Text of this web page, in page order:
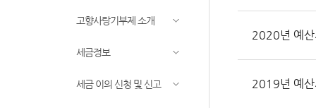
고향사랑기부제 소개
세금정보
세금 이의 신청 및 신고
2020년 예산
2019년 예산